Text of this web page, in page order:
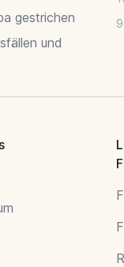
gestrichen
und